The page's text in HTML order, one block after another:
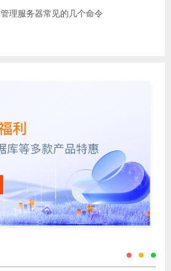
管理服务器常见的几个命令